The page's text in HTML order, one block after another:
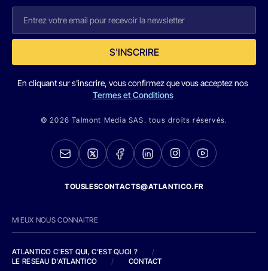
S'INSCRIRE
En cliquant sur s'inscrire, vous confirmez que vous acceptez nos
Termes et Conditions
© 2026 Talmont Media SAS. tous droits réservés.
TOUSLESCONTACTS@ATLANTICO.FR
MIEUX NOUS CONNAITRE
ATLANTICO C'EST QUI, C'EST QUOI ?
/
LE RESEAU D'ATLANTICO
/ CONTACT